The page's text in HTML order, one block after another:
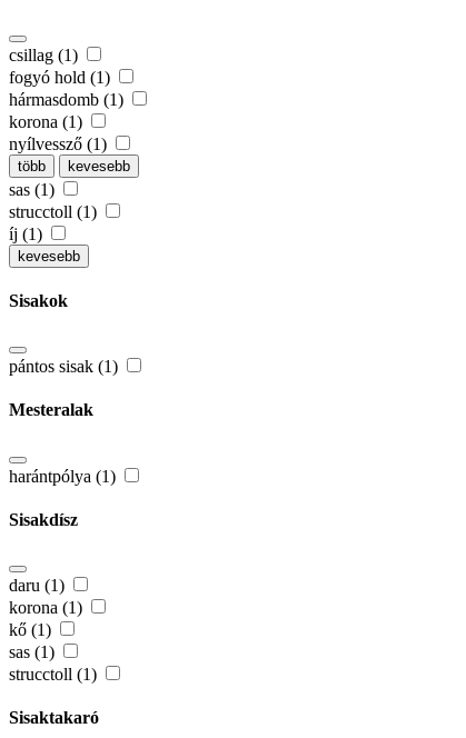
csillag (1)
fogyó hold (1)
hármasdomb (1)
korona (1)
nyílvessző (1)
több kevesebb
sas (1)
strucctoll (1)
íj (1)
kevesebb
Sisakok
pántos sisak (1)
Mesteralak
harántpólya (1)
Sisakdísz
daru (1)
korona (1)
kő (1)
sas (1)
strucctoll (1)
Sisaktakaró